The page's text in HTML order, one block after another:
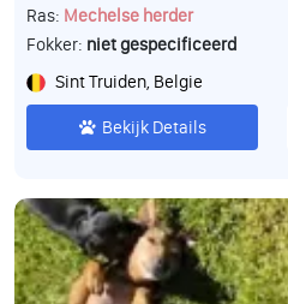
Ras: Mechelse herder
Fokker: niet gespecificeerd
Sint Truiden, Belgie
Bekijk Details